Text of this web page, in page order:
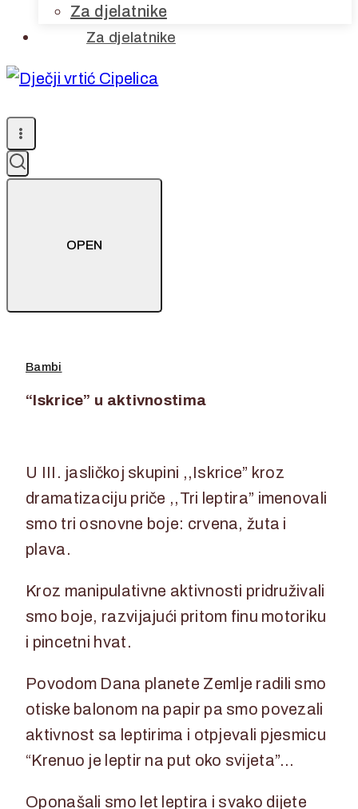
Za djelatnike
Za djelatnike
OPEN
Bambi
“Iskrice” u aktivnostima
U III. jasličkoj skupini ,,Iskrice” kroz
dramatizaciju priče ,,Tri leptira” imenovali
smo tri osnovne boje: crvena, žuta i
plava.
Kroz manipulativne aktivnosti pridruživali
smo boje, razvijajući pritom finu motoriku
i pincetni hvat.
Povodom Dana planete Zemlje radili smo
otiske balonom na papir pa smo povezali
aktivnost sa leptirima i otpjevali pjesmicu
“Krenuo je leptir na put oko svijeta”…
Oponašali smo let leptira i svako dijete